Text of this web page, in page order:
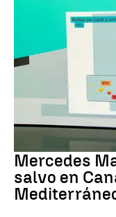
Mercedes
salvo en